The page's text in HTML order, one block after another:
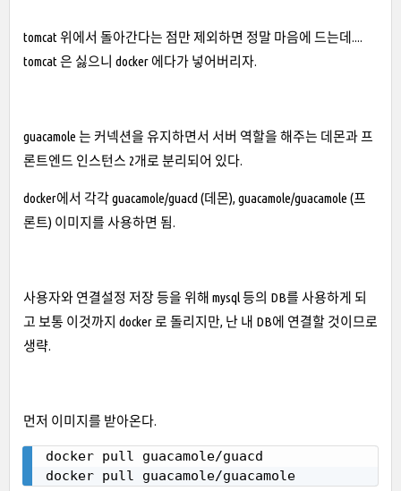
tomcat 위에서 돌아간다는 점만 제외하면 정말 마음에 드는데....
tomcat 은 싫으니 docker 에다가 넣어버리자.
guacamole 는 커넥션을 유지하면서 서버 역할을 해주는 데몬과 프
론트엔드 인스턴스 2개로 분리되어 있다.
docker에서 각각 guacamole/guacd (데몬), guacamole/guacamole (프
론트) 이미지를 사용하면 됨.
사용자와 연결설정 저장 등을 위해 mysql 등의 DB를 사용하게 되
고 보통 이것까지 docker 로 돌리지만, 난 내 DB에 연결할 것이므로
생략.
먼저 이미지를 받아온다.
docker pull guacamole/guacd
docker pull guacamole/guacamole